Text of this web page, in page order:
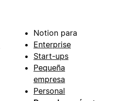
Notion para
Enterprise
Start-ups
Pequeña
empresa
Personal